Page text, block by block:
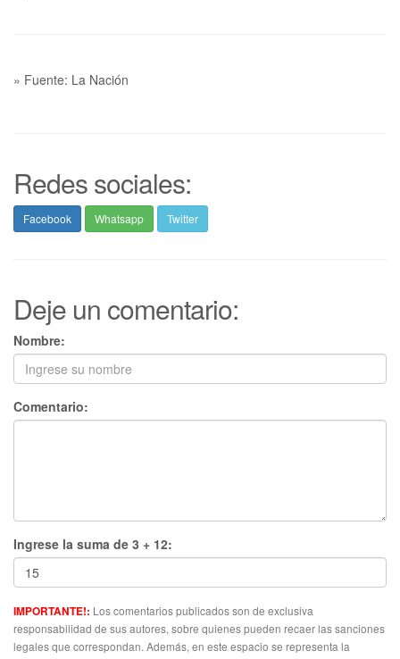
» Fuente: La Nación
Redes sociales:
Facebook Whatsapp Twitter
Deje un comentario:
Nombre:
Comentario:
Ingrese la suma de 3 + 12:
IMPORTANTE!: Los comentarios publicados son de exclusiva
responsabilidad de sus autores, sobre quienes pueden recaer las sanciones
legales que correspondan. Además, en este espacio se representa la